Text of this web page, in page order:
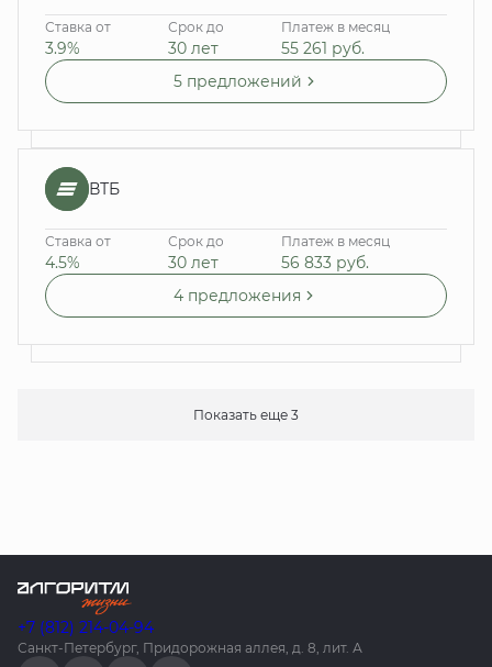
Ставка от
3.9%
Срок до
30 лет
Платеж в месяц
55 261 руб.
5 предложений
ВТБ
Ставка от
4.5%
Срок до
30 лет
Платеж в месяц
56 833 руб.
4 предложения
Показать еще 3
+7 (812) 214-04-94
Санкт-Петербург, Придорожная аллея, д. 8, лит. А